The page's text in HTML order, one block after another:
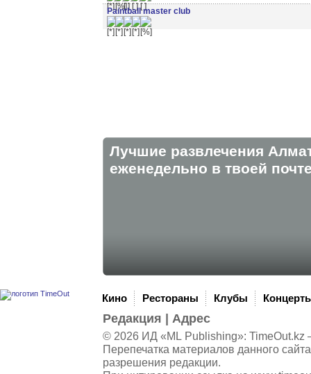
Paintball master club
Лучшие развлечения
eженедельно в твоей
Кино Рестораны Клубы
Редакция Адрес
© 2026 ИД «ML Publishing»: TimeOut.kz
Перепечатка материалов данного
разрешения редакции.